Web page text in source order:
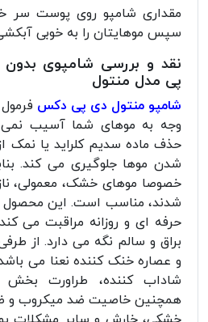
مقداری شامپو روی پوست سر
سپس موهایتان را به خوبی
نقد و بررسی شامپوی
پی مدل منتول
شامپو منتول دی پی دکس
وجه به موهای شما آسیب نمی
حذف ماده سدیم کلراید یا نمک
شدن موها جلوگیری می کند.
خصوصا موهای خشک، معمولی،
شدند، مناسب است. این محصول
حرفه ای و روزانه مراقبت می
براق و سالم نگه می دارد. از
و عصاره خنک کننده نعنا می
شاداب کننده، طراورت
همچنین خاصیت ضد میکروب و